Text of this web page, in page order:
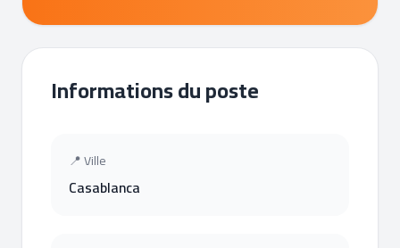
Informations du poste
📍 Ville
Casablanca